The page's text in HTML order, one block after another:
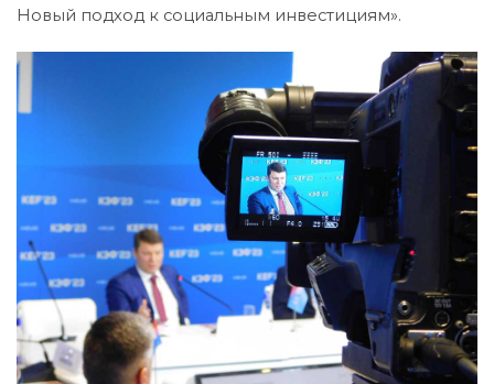
Новый подход к социальным инвестициям».